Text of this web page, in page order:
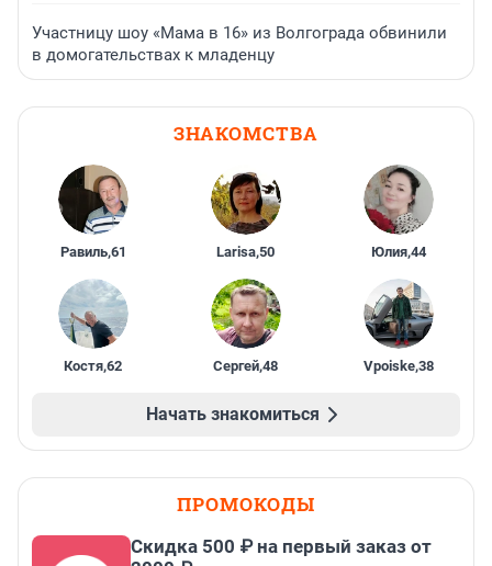
Участницу шоу «Мама в 16» из Волгограда обвинили
в домогательствах к младенцу
ЗНАКОМСТВА
Равиль,61 Larisa,50 Юлия,44
Костя,62 Сергей,48 Vpoiske,38
Начать знакомиться
ПРОМОКОДЫ
Скидка 500 ₽ на первый заказ от